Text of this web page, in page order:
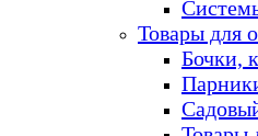
Товары для
Бочки,